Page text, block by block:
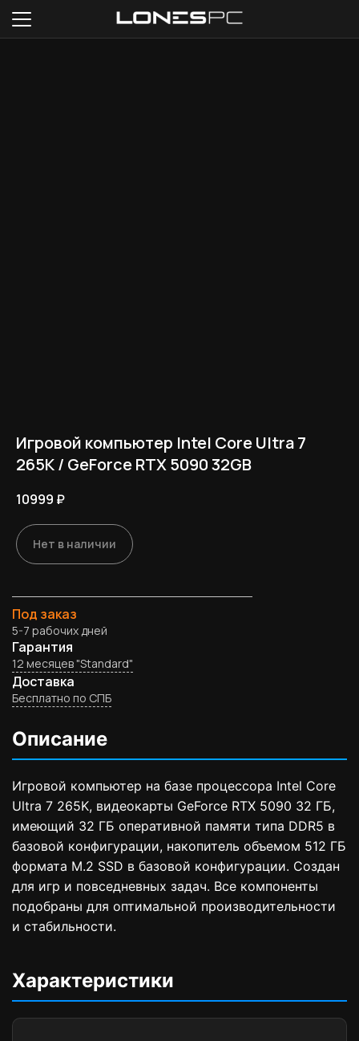
Игровой компьютер Intel Core Ultra 7
265K / GeForce RTX 5090 32GB
10999 ₽
Нет в наличии
Под заказ
5-7 рабочих дней
Гарантия
12 месяцев "Standard"
Доставка
Бесплатно по СПБ
Описание
Игровой компьютер на базе процессора Intel Core
Ultra 7 265K, видеокарты GeForce RTX 5090 32 ГБ,
имеющий 32 ГБ оперативной памяти типа DDR5 в
базовой конфигурации, накопитель объемом 512 ГБ
формата M.2 SSD в базовой конфигурации. Создан
для игр и повседневных задач. Все компоненты
подобраны для оптимальной производительности
и стабильности.
Характеристики